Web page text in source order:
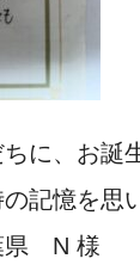
に、お誕
記憶を思
県 N 様